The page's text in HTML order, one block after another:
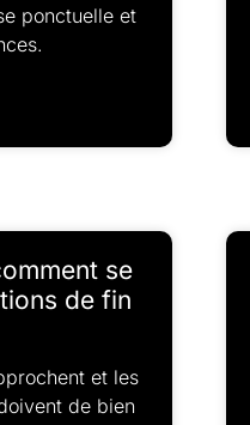
ponctuelle et
se
de fin
et les
de bien